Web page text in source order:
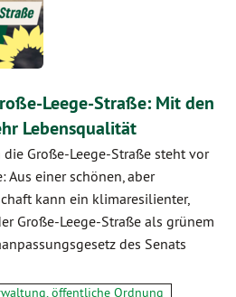
Leege-Straße: Mit den
Lebensqualität
die Große-Leege-Straße steht vor
Aus einer schönen, aber
kann ein klimaresilienter,
Große-Leege-Straße als grünem
des Senats
öffentliche Ordnung